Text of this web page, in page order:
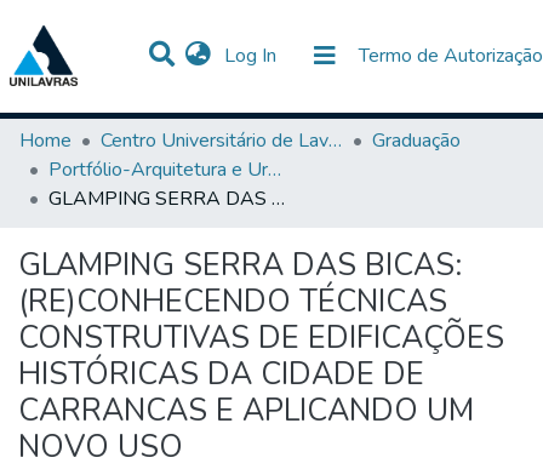
Log In (current) Termo de Autorização
Communities & Collections
Statistics
All of DSpace
Home
Centro Universitário de Lavras-UNILAVRAS
Graduação
Portfólio-Arquitetura e Urbanismo
GLAMPING SERRA DAS BICAS: (RE)CONHECENDO TÉCNICAS CONSTRUTIVAS DE EDIFICAÇÕES HISTÓRICAS DA CIDADE DE CARRANCAS E APLICANDO UM NOVO USO
GLAMPING SERRA DAS BICAS:
(RE)CONHECENDO TÉCNICAS
CONSTRUTIVAS DE EDIFICAÇÕES
HISTÓRICAS DA CIDADE DE
CARRANCAS E APLICANDO UM
NOVO USO